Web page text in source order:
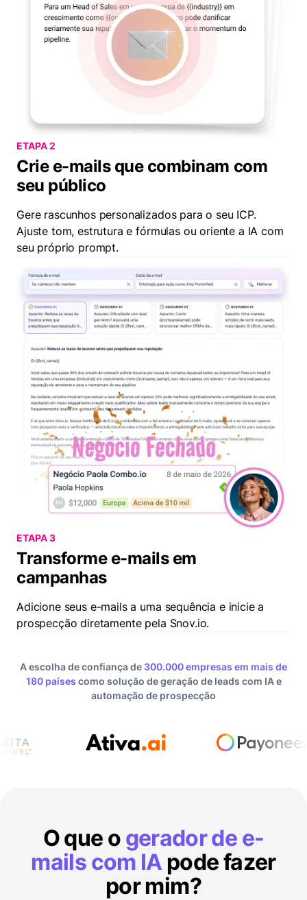
ETAPA 2
Crie e-mails que combinam com
seu público
Gere rascunhos personalizados para o seu ICP.
Ajuste tom, estrutura e fórmulas ou oriente a IA com
seu próprio prompt.
ETAPA 3
Transforme e-mails em
campanhas
Adicione seus e-mails a uma sequência e inicie a
prospecção diretamente pela Snov.io.
A escolha de confiança de 300.000 empresas em mais de
180 países como solução de geração de leads com IA e
automação de prospecção
O que o gerador de e-
mails com IA pode fazer
por mim?